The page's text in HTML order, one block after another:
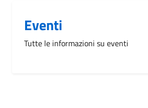
Eventi
Tutte le informazioni su eventi